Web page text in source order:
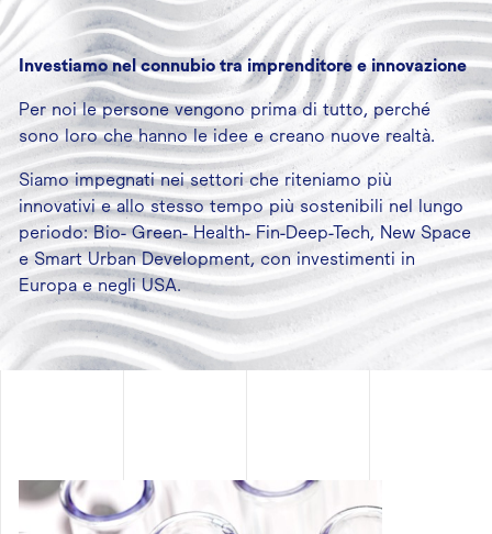
Investiamo nel connubio tra imprenditore e innovazione
Per noi le persone vengono prima di tutto, perché
sono loro che hanno le idee e creano nuove realtà.
Siamo impegnati nei settori che riteniamo più
innovativi e allo stesso tempo più sostenibili nel lungo
periodo: Bio- Green- Health- Fin-Deep-Tech, New Space
e Smart Urban Development, con investimenti in
Europa e negli USA.